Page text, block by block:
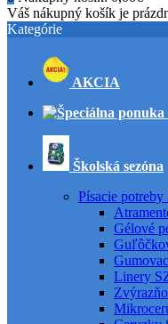
Váš nákupný košík je
Kategórie
AKCIA
Školská sezóna
Písacie potreby
Gélové
Linery